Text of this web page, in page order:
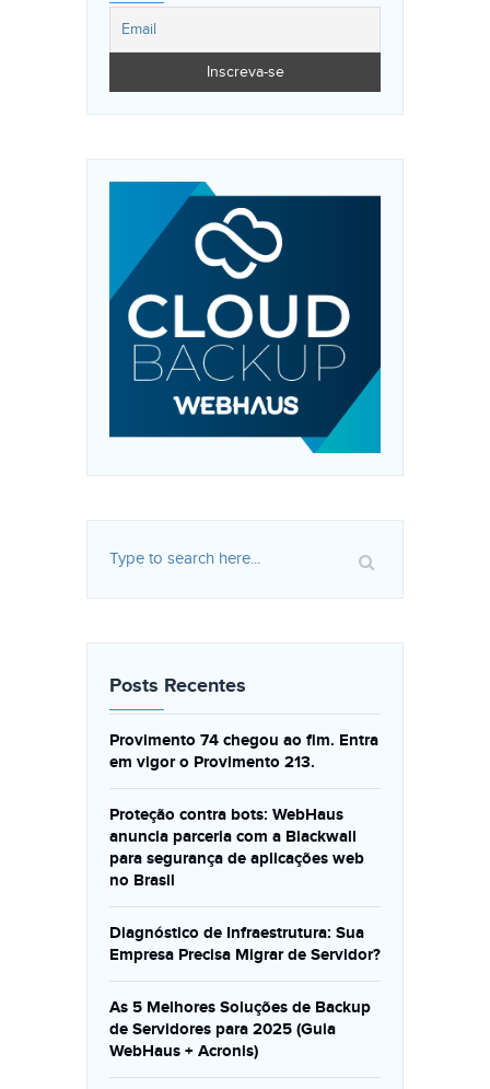
Posts Recentes
Provimento 74 chegou ao fim. Entra
em vigor o Provimento 213.
Proteção contra bots: WebHaus
anuncia parceria com a Blackwall
para segurança de aplicações web
no Brasil
Diagnóstico de Infraestrutura: Sua
Empresa Precisa Migrar de Servidor?
As 5 Melhores Soluções de Backup
de Servidores para 2025 (Guia
WebHaus + Acronis)